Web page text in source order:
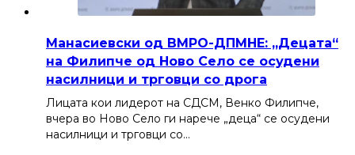
Манасиевски од ВМРО-ДПМНЕ: „Децата“
на Филипче од Ново Село се осудени
насилници и трговци со дрога
Лицата кои лидерот на СДСМ, Венко Филипче,
вчера во Ново Село ги нарече „деца“ се осудени
насилници и трговци со…